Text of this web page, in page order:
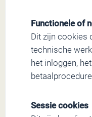
Functionele of
Dit zijn cookies
technische
het inloggen,
Sessie cookies